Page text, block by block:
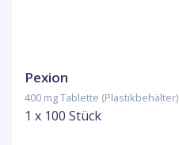
Pexion
400 mg Tablette (Plastikbehälter)
1 x 100 Stück